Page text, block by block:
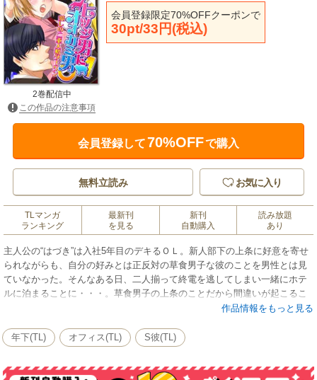
会員登録限定70%OFFクーポンで
30pt/33円(税込)
2巻配信中
この作品の注意事項
会員登録して70%OFFで購入
無料立読み お気に入り
TLマンガ
ランキング
最新刊
を見る
新刊
自動購入
読み放題
あり
主人公の“はづき”は入社5年目のデキるＯＬ。新人部下の上条に好意を寄せ
られながらも、自分の好みとは正反対の草食男子な彼のことを男性とは見
ていなかった。そんなある日、二人揃って終電を逃してしまい一緒にホテ
ルに泊まることに・・・。草食男子の上条のことだから間違いが起こるこ
とは無いと思っていたのだが、突然、肉食系ドＳ男子に豹変！？抵抗する
い・・・！
作品情報をもっと見る
年下(TL) オフィス(TL) S彼(TL)